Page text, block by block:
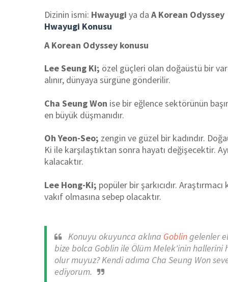
Dizinin ismi: Hwayugi ya da A Korean Odyssey
Hwayugi Konusu
A Korean Odyssey konusu
Lee Seung Ki; özel güçleri olan doğaüstü bir
alınır, dünyaya sürgüne gönderilir.
Cha Seung Won ise bir eğlence sektörünün
en büyük düşmanıdır.
Oh Yeon-Seo; zengin ve güzel bir kadındır.
Ki ile karşılaştıktan sonra hayatı değişecektir.
kalacaktır.
Lee Hong-Ki; popüler bir şarkıcıdır.
vakıf olmasına sebep olacaktır.
Konuyu okuyunca aklına Goblingelenler
bize bolca Goblin ile Ölüm Melek'inin
olur muyuz? Kendi adıma Cha Seung Won
ediyorum.